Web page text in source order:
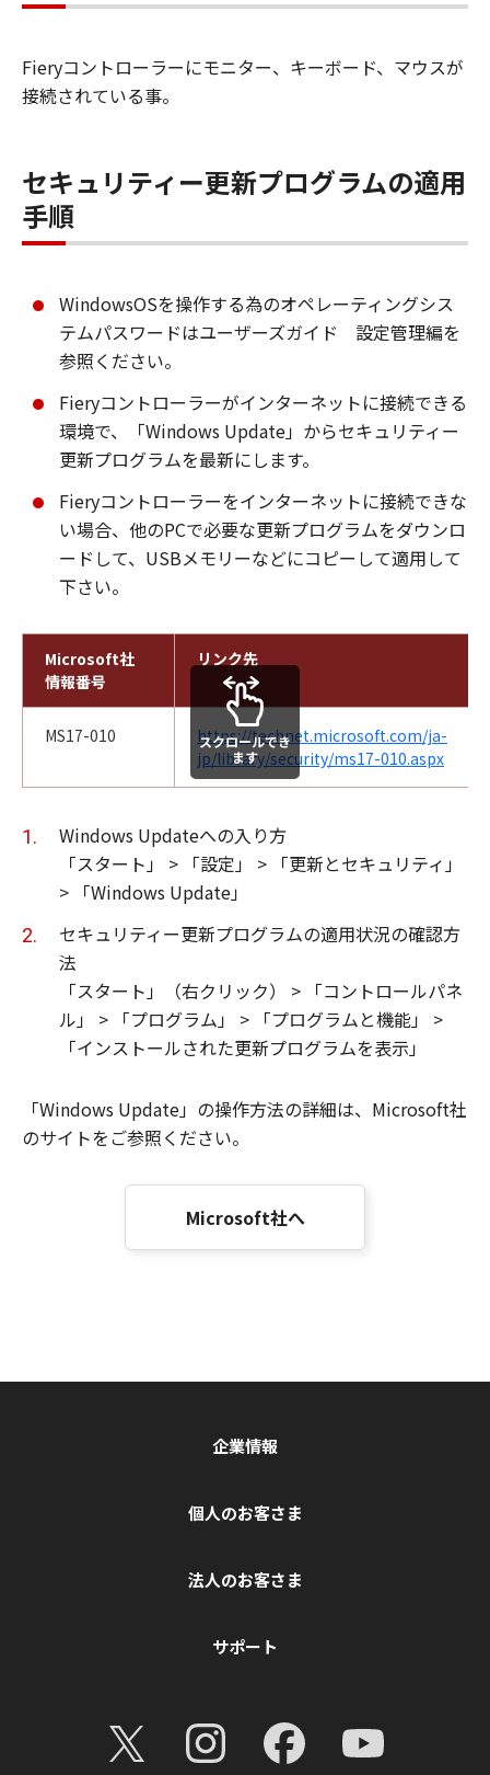
Fieryコントローラーにモニター、キーボード、マウスが
接続されている事。
セキュリティー更新プログラムの適用
手順
WindowsOSを操作する為のオペレーティングシス
テムパスワードはユーザーズガイド 設定管理編を
参照ください。
Fieryコントローラーがインターネットに接続できる
環境で、「Windows Update」からセキュリティー
更新プログラムを最新にします。
Fieryコントローラーをインターネットに接続できな
い場合、他のPCで必要な更新プログラムをダウンロ
ードして、USBメモリーなどにコピーして適用して
下さい。
Microsoft社
情報番号
リンク先
MS17-010
https://technet.microsoft.com/ja-
jp/library/security/ms17-010.aspx
スクロールでき
ます
Windows Updateへの入り方
「スタート」 > 「設定」 > 「更新とセキュリティ」
> 「Windows Update」
セキュリティー更新プログラムの適用状況の確認方
法
「スタート」（右クリック） > 「コントロールパネ
ル」 > 「プログラム」 > 「プログラムと機能」 >
「インストールされた更新プログラムを表示」
「Windows Update」の操作方法の詳細は、Microsoft社
のサイトをご参照ください。
Microsoft社へ
企業情報
個人のお客さま
法人のお客さま
サポート